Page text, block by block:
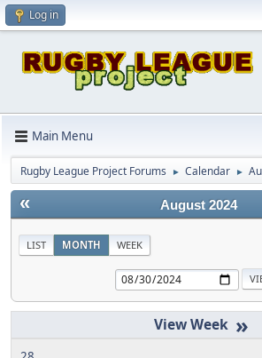
Log in
Main Menu
Rugby League Project Forums ► Calendar ►
« August 2024
LIST MONTH WEEK
»